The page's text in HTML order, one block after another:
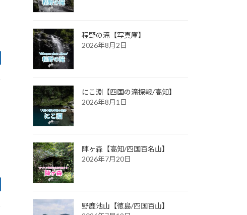
程野の滝【写真庫】
2026年8月2日
にこ淵【四国の滝探報/高知】
2026年8月1日
陣ヶ森【高知/四国百名山】
2026年7月20日
野鹿池山【徳島/四国百山】